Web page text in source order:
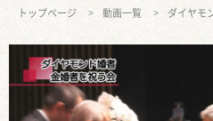
トップページ 動画一覧 ダイヤモ